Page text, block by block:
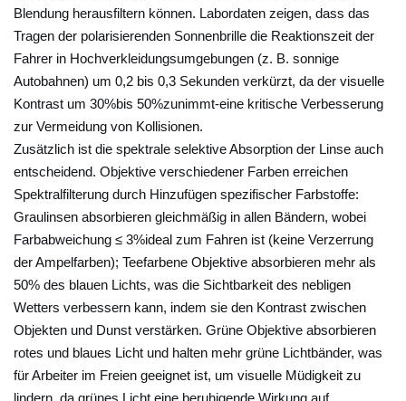
e
n
v
o
n
u
l
t
r
a
v
i
o
l
e
t
Blendung herausfiltern können. Labordaten zeigen, dass das
Tragen der polarisierenden Sonnenbrille die Reaktionszeit der
Fahrer in Hochverkleidungsumgebungen (z. B. sonnige
Autobahnen) um 0,2 bis 0,3 Sekunden verkürzt, da der visuelle
Kontrast um 30%bis 50%zunimmt-eine kritische Verbesserung
zur Vermeidung von Kollisionen.
Zusätzlich ist die spektrale selektive Absorption der Linse auch
entscheidend. Objektive verschiedener Farben erreichen
Spektralfilterung durch Hinzufügen spezifischer Farbstoffe:
Graulinsen absorbieren gleichmäßig in allen Bändern, wobei
Farbabweichung ≤ 3%ideal zum Fahren ist (keine Verzerrung
der Ampelfarben); Teefarbene Objektive absorbieren mehr als
50% des blauen Lichts, was die Sichtbarkeit des nebligen
Wetters verbessern kann, indem sie den Kontrast zwischen
Objekten und Dunst verstärken. Grüne Objektive absorbieren
rotes und blaues Licht und halten mehr grüne Lichtbänder, was
für Arbeiter im Freien geeignet ist, um visuelle Müdigkeit zu